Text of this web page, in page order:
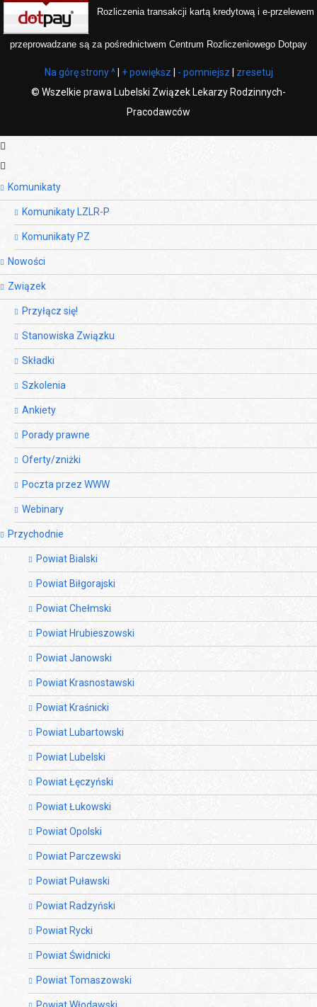
Rozliczenia transakcji kartą kredytową i e-przelewem
przeprowadzane są za pośrednictwem Centrum Rozliczeniowego Dotpay
Na górę strony ^| + powiększ - pomniejsz
zresetuj
© Wszelkie prawa Lubelski Związek Lekarzy Rodzinnych-
Pracodawców
Komunikaty
Komunikaty LZLR-P
Komunikaty PZ
Nowości
Związek
Przyłącz się!
Stanowiska Związku
Składki
Szkolenia
Ankiety
Porady prawne
Oferty/zniżki
Poczta przez WWW
Webinary
Przychodnie
Powiat Bialski
Powiat Biłgorajski
Powiat Chełmski
Powiat Hrubieszowski
Powiat Janowski
Powiat Krasnostawski
Powiat Kraśnicki
Powiat Lubartowski
Powiat Lubelski
Powiat Łęczyński
Powiat Łukowski
Powiat Opolski
Powiat Parczewski
Powiat Puławski
Powiat Radzyński
Powiat Rycki
Powiat Świdnicki
Powiat Tomaszowski